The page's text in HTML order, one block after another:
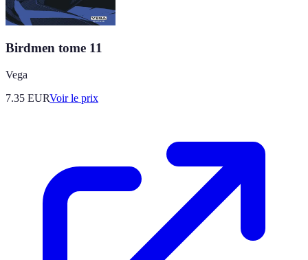
Birdmen tome 11
Vega
7.35 EURVoir le prix